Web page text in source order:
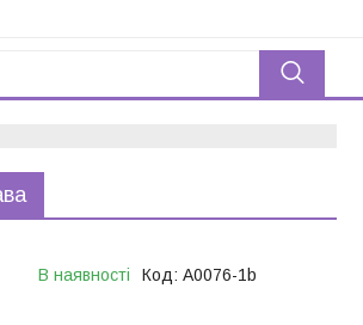
В наявності Код: A0076-1b